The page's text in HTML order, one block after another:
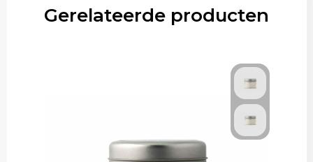
Gerelateerde producten